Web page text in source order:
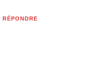
RÉPONDRE